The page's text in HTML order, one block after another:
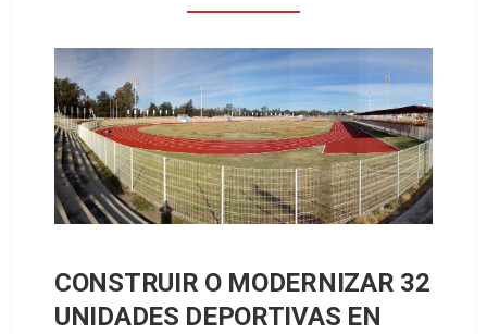
CONSTRUIR O MODERNIZAR 32
UNIDADES DEPORTIVAS EN